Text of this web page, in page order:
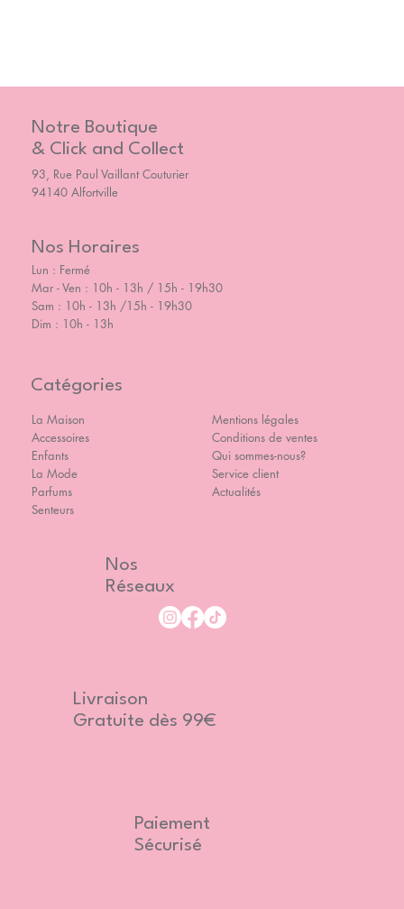
Notre Boutique
& Click and Collect
93, Rue Paul Vaillant Couturier
94140 Alfortville
Nos Horaires
Lun : Fermé
Mar - Ven : 10h - 13h / 15h - 19h30
Sam : 10h - 13h /15h - 19h30
Dim : 10h - 13h
Catégories
La Maison
Accessoires
Enfants
La Mode
Parfums
Senteurs
Mentions légales
Conditions de ventes
Qui sommes-nous?
Service client
Actualités
Nos
Réseaux
Livraison
Gratuite dès 99€
Paiement
Sécurisé